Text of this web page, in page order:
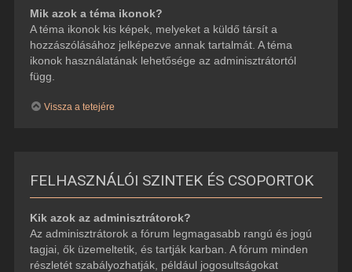
Mik azok a téma ikonok?
A téma ikonok kis képek, melyeket a küldő társít a
hozzászólásához jelképezve annak tartalmát. A téma
ikonok használatának lehetősége az adminisztrátortól
függ.
Vissza a tetejére
FELHASZNÁLÓI SZINTEK ÉS CSOPORTOK
Kik azok az adminisztrátorok?
Az adminisztrátorok a fórum legmagasabb rangú és jogú
tagjai, ők üzemeltetik, és tartják karban. A fórum minden
részletét szabályozhatják, például jogosultságokat